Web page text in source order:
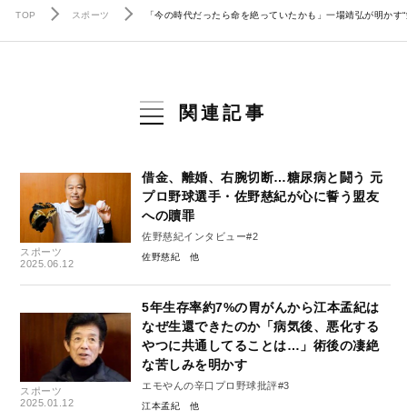
TOP スポーツ 「今の時代だったら命を絶っていたかも」一場靖弘が明か
関連記事
スポーツ
2025.06.12
借金、離婚、右腕切断…糖尿病と闘う 元
プロ野球選手・佐野慈紀が心に誓う盟友
への贖罪
佐野慈紀インタビュー#2
佐野慈紀
スポーツ
2025.01.12
5年生存率約7%の胃がんから江本孟紀は
なぜ生還できたのか「病気後、悪化する
やつに共通してることは…」術後の凄絶
な苦しみを明かす
エモやんの辛口プロ野球批評#3
江本孟紀